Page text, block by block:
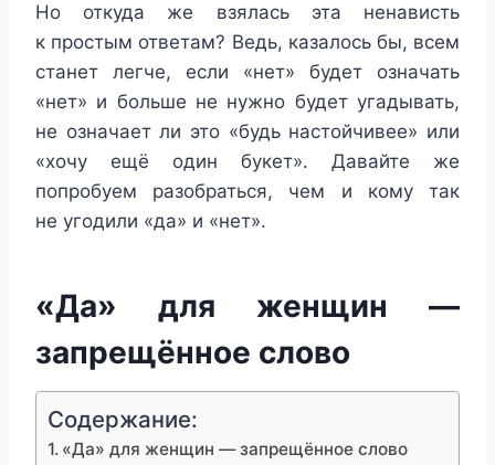
Но откуда же взялась эта ненависть
к простым ответам? Ведь, казалось бы, всем
станет легче, если «нет» будет означать
«нет» и больше не нужно будет угадывать,
не означает ли это «будь настойчивее» или
«хочу ещё один букет». Давайте же
попробуем разобраться, чем и кому так
не угодили «да» и «нет».
«Да» для женщин —
запрещённое слово
Содержание:
«Да» для женщин — запрещённое слово